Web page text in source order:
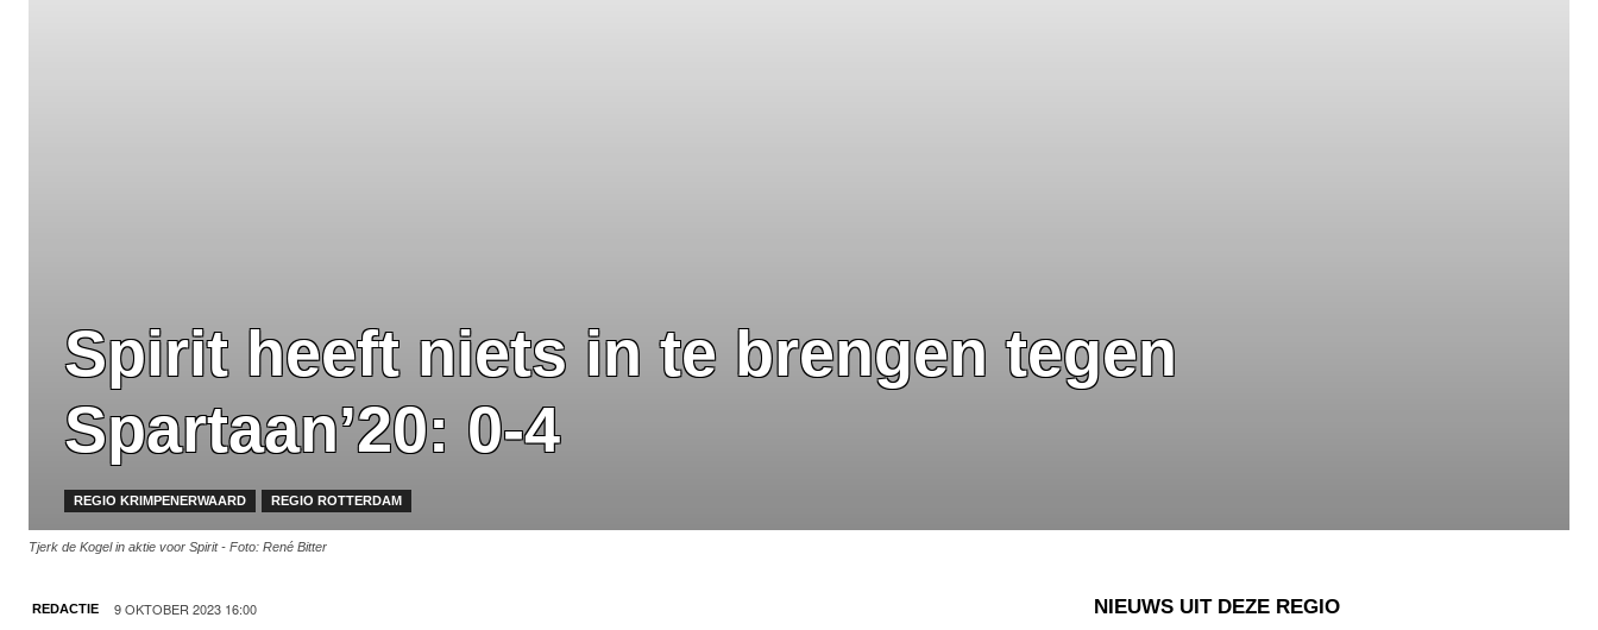
Spirit heeft niets in te brengen tegen
Spartaan’20: 0-4
REGIO KRIMPENERWAARD REGIO ROTTERDAM
Tjerk de Kogel in aktie voor Spirit - Foto: René Bitter
REDACTIE 9 OKTOBER 2023 16:00 NIEUWS UIT DEZE REGIO